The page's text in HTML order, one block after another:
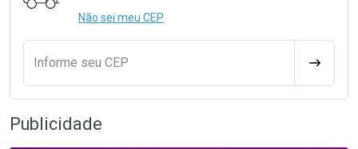
Não sei meu CEP
Informe seu CEP
Publicidade